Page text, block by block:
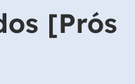
[Prós